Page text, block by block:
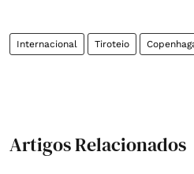
Internacional Tiroteio
Artigos Relacionados